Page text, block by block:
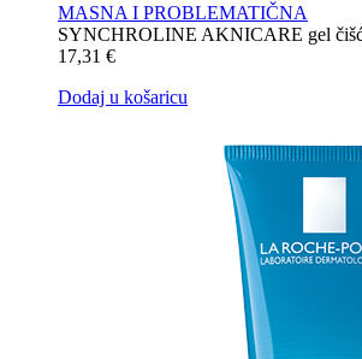
MASNA I PROBLEMATIČNA
SYNCHROLINE AKNICARE gel
17,31 €
Dodaj u košaricu